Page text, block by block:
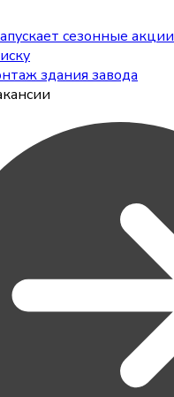
сезонные акции
здания завода